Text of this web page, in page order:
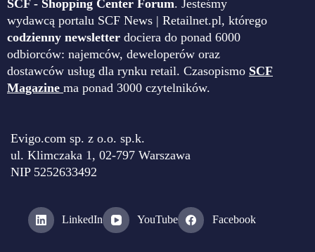
SCF - Shopping Center Forum. Jesteśmy
wydawcą portalu SCF News | Retailnet.pl, którego
codzienny newsletter dociera do ponad 6000
odbiorców: najemców, deweloperów oraz
dostawców usług dla rynku retail. Czasopismo SCF
Magazine ma ponad 3000 czytelników.
Evigo.com sp. z o.o. sp.k.
ul. Klimczaka 1, 02-797 Warszawa
NIP 5252633492
LinkedIn YouTube Facebook